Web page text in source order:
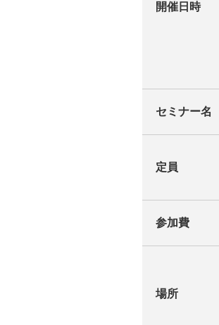
開催日時
セミナー名
定員
参加費
場所